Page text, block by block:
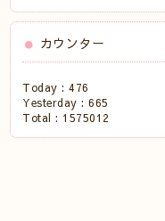
カウンター
Today :476
Yesterday :665
Total : 1575012